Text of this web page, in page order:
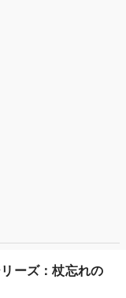
ーズ：杖忘れの